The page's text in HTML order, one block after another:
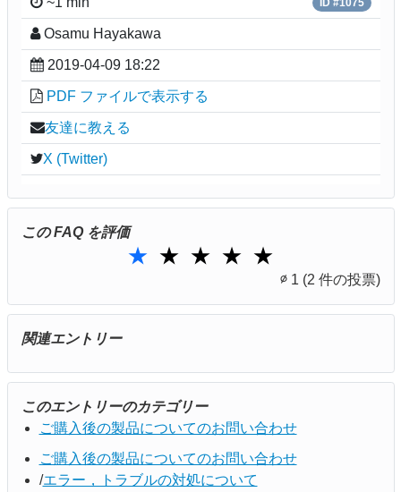
ID #1075
Osamu Hayakawa
2019-04-09 18:22
PDF ファイルで表示する
友達に教える
X (Twitter)
この FAQ を評価
★1 Star
★2 Stars
★ 3 Stars
★ 4 Stars
★
∅ 1 (2 件の投票)
関連エントリー
このエントリーのカテゴリー
ご購入後の製品についてのお問い合わせ
ご購入後の製品についてのお問い合わせ
エラー，トラブルの対処について